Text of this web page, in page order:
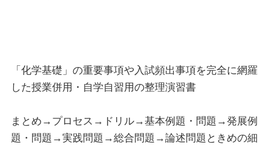
「化学基礎」の重要事項や入試頻出事項を完全に網羅
した授業併用・自学自習用の整理演習書
まとめ→プロセス→ドリル→基本例題・問題→発展例
題・問題→実践問題→総合問題→論述問題ときめの細